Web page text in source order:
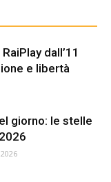
dall’11
e libertà
giorno: le stelle